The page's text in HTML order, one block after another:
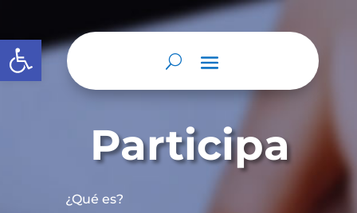
Abrir barra de herramientas
Participa
¿Qué es?